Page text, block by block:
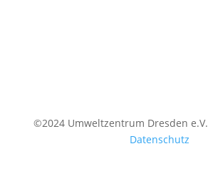
©2024 Umweltzentrum Dresden e.V.
Datenschutz